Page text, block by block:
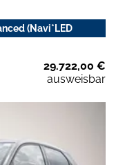
(Navi*LED
29.722,00 €
ausweisbar